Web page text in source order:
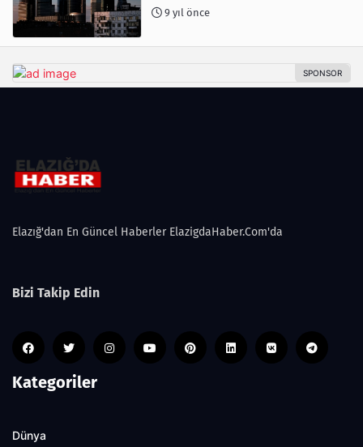
9 yıl önce
Elazığ'dan En Güncel Haberler ElazigdaHaber.Com'da
Bizi Takip Edin
Kategoriler
Dünya